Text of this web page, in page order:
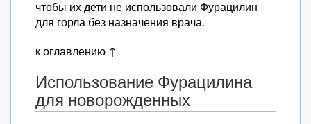
чтобы их дети не использовали Фурацилин
для горла без назначения врача.
к оглавлению ↑
Использование Фурацилина
для новорожденных